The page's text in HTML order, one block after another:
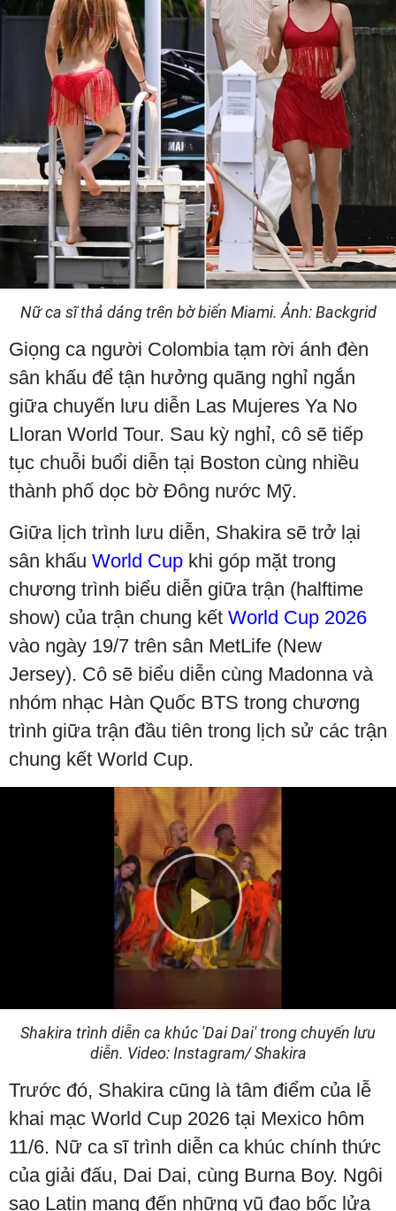
Nữ ca sĩ thả dáng trên bờ biển Miami. Ảnh: Backgrid
Giọng ca người Colombia tạm rời ánh đèn
sân khấu để tận hưởng quãng nghỉ ngắn
giữa chuyến lưu diễn Las Mujeres Ya No
Lloran World Tour. Sau kỳ nghỉ, cô sẽ tiếp
tục chuỗi buổi diễn tại Boston cùng nhiều
thành phố dọc bờ Đông nước Mỹ.
Giữa lịch trình lưu diễn, Shakira sẽ trở lại
sân khấu World Cup khi góp mặt trong
chương trình biểu diễn giữa trận (halftime
show) của trận chung kết World Cup 2026
vào ngày 19/7 trên sân MetLife (New
Jersey). Cô sẽ biểu diễn cùng Madonna và
nhóm nhạc Hàn Quốc BTS trong chương
trình giữa trận đầu tiên trong lịch sử các trận
chung kết World Cup.
Play
Video
Shakira trình diễn ca khúc 'Dai Dai' trong chuyến lưu
diễn. Video: Instagram/ Shakira
Trước đó, Shakira cũng là tâm điểm của lễ
khai mạc World Cup 2026 tại Mexico hôm
11/6. Nữ ca sĩ trình diễn ca khúc chính thức
của giải đấu, Dai Dai, cùng Burna Boy. Ngôi
sao Latin mang đến những vũ đạo bốc lửa